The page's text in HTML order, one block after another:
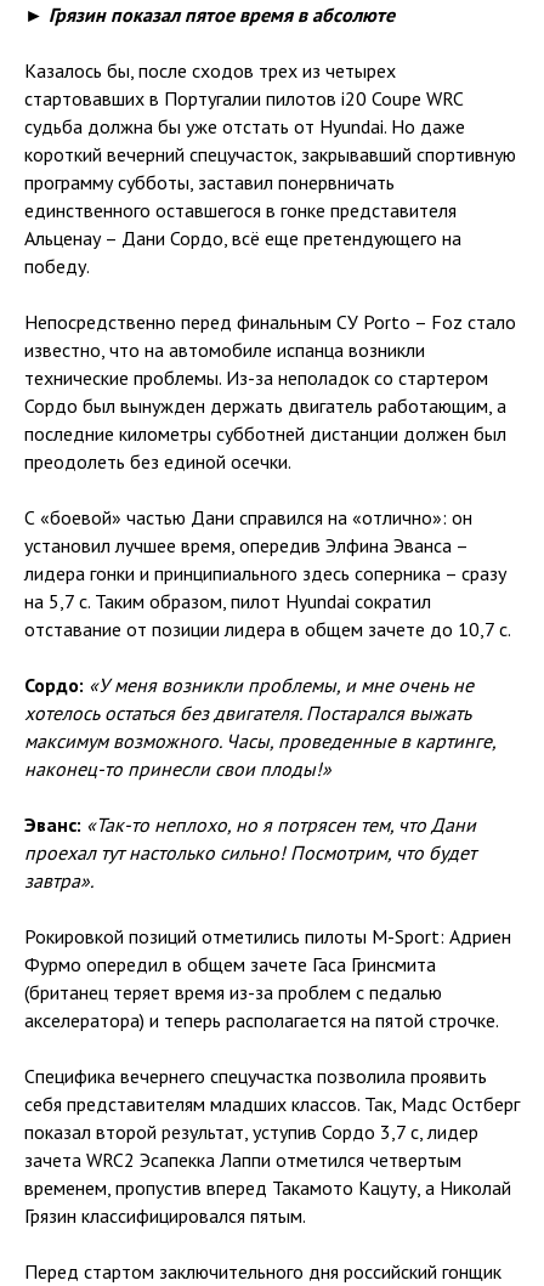
► Грязин показал пятое время в абсолюте
Казалось бы, после сходов трех из четырех
стартовавших в Португалии пилотов i20 Coupe WRC
судьба должна бы уже отстать от Hyundai. Но даже
короткий вечерний спецучасток, закрывавший спортивную
программу субботы, заставил понервничать
единственного оставшегося в гонке представителя
Альценау – Дани Сордо, всё еще претендующего на
победу.
Непосредственно перед финальным СУ Porto – Foz стало
известно, что на автомобиле испанца возникли
технические проблемы. Из-за неполадок со стартером
Сордо был вынужден держать двигатель работающим, а
последние километры субботней дистанции должен был
преодолеть без единой осечки.
С «боевой» частью Дани справился на «отлично»: он
установил лучшее время, опередив Элфина Эванса –
лидера гонки и принципиального здесь соперника – сразу
на 5,7 с. Таким образом, пилот Hyundai сократил
отставание от позиции лидера в общем зачете до 10,7 с.
Сордо: «У меня возникли проблемы, и мне очень не
хотелось остаться без двигателя. Постарался выжать
максимум возможного. Часы, проведенные в картинге,
наконец-то принесли свои плоды!»
Эванс: «Так-то неплохо, но я потрясен тем, что Дани
проехал тут настолько сильно! Посмотрим, что будет
завтра».
Рокировкой позиций отметились пилоты M-Sport: Адриен
Фурмо опередил в общем зачете Гаса Гринсмита
(британец теряет время из-за проблем с педалью
акселератора) и теперь располагается на пятой строчке.
Специфика вечернего спецучастка позволила проявить
себя представителям младших классов. Так, Мадс Остберг
показал второй результат, уступив Сордо 3,7 с, лидер
зачета WRC2 Эсапекка Лаппи отметился четвертым
временем, пропустив вперед Такамото Кацуту, а Николай
Грязин классифицировался пятым.
Перед стартом заключительного дня российский гонщик